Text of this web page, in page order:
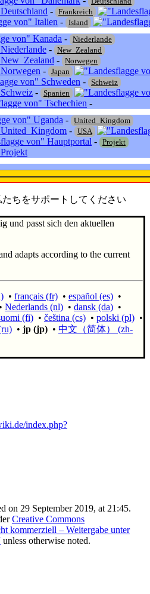
- Frankreich
- Island
- Niederlande
- New_Zealand
- Norwegen
- Japan
- Schweiz
-
Spanien
-
- United_Kingdom
- USA
- Projekt
ちをサポートしてください
und passt sich den aktuellen
adapts according to the current
• français (fr) • español (es) •
Nederlands (nl) • dansk (da) •
(fi) • čeština (cs) • polski (pl) •
• jp (jp) • 中文（简体）‎ (zh-
index.php?
on 29 September 2019, at 21:45.
Creative Commons
kommerziell – Weitergabe unter
unless otherwise noted.